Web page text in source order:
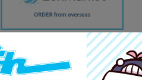
商品画像は商品説明のためのサン
販促物、書籍の帯やぬいぐるみの
商品名や備考欄に特別な記載が無